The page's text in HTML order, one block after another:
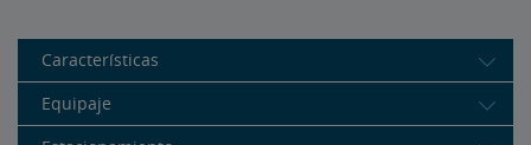
Características
Equipaje